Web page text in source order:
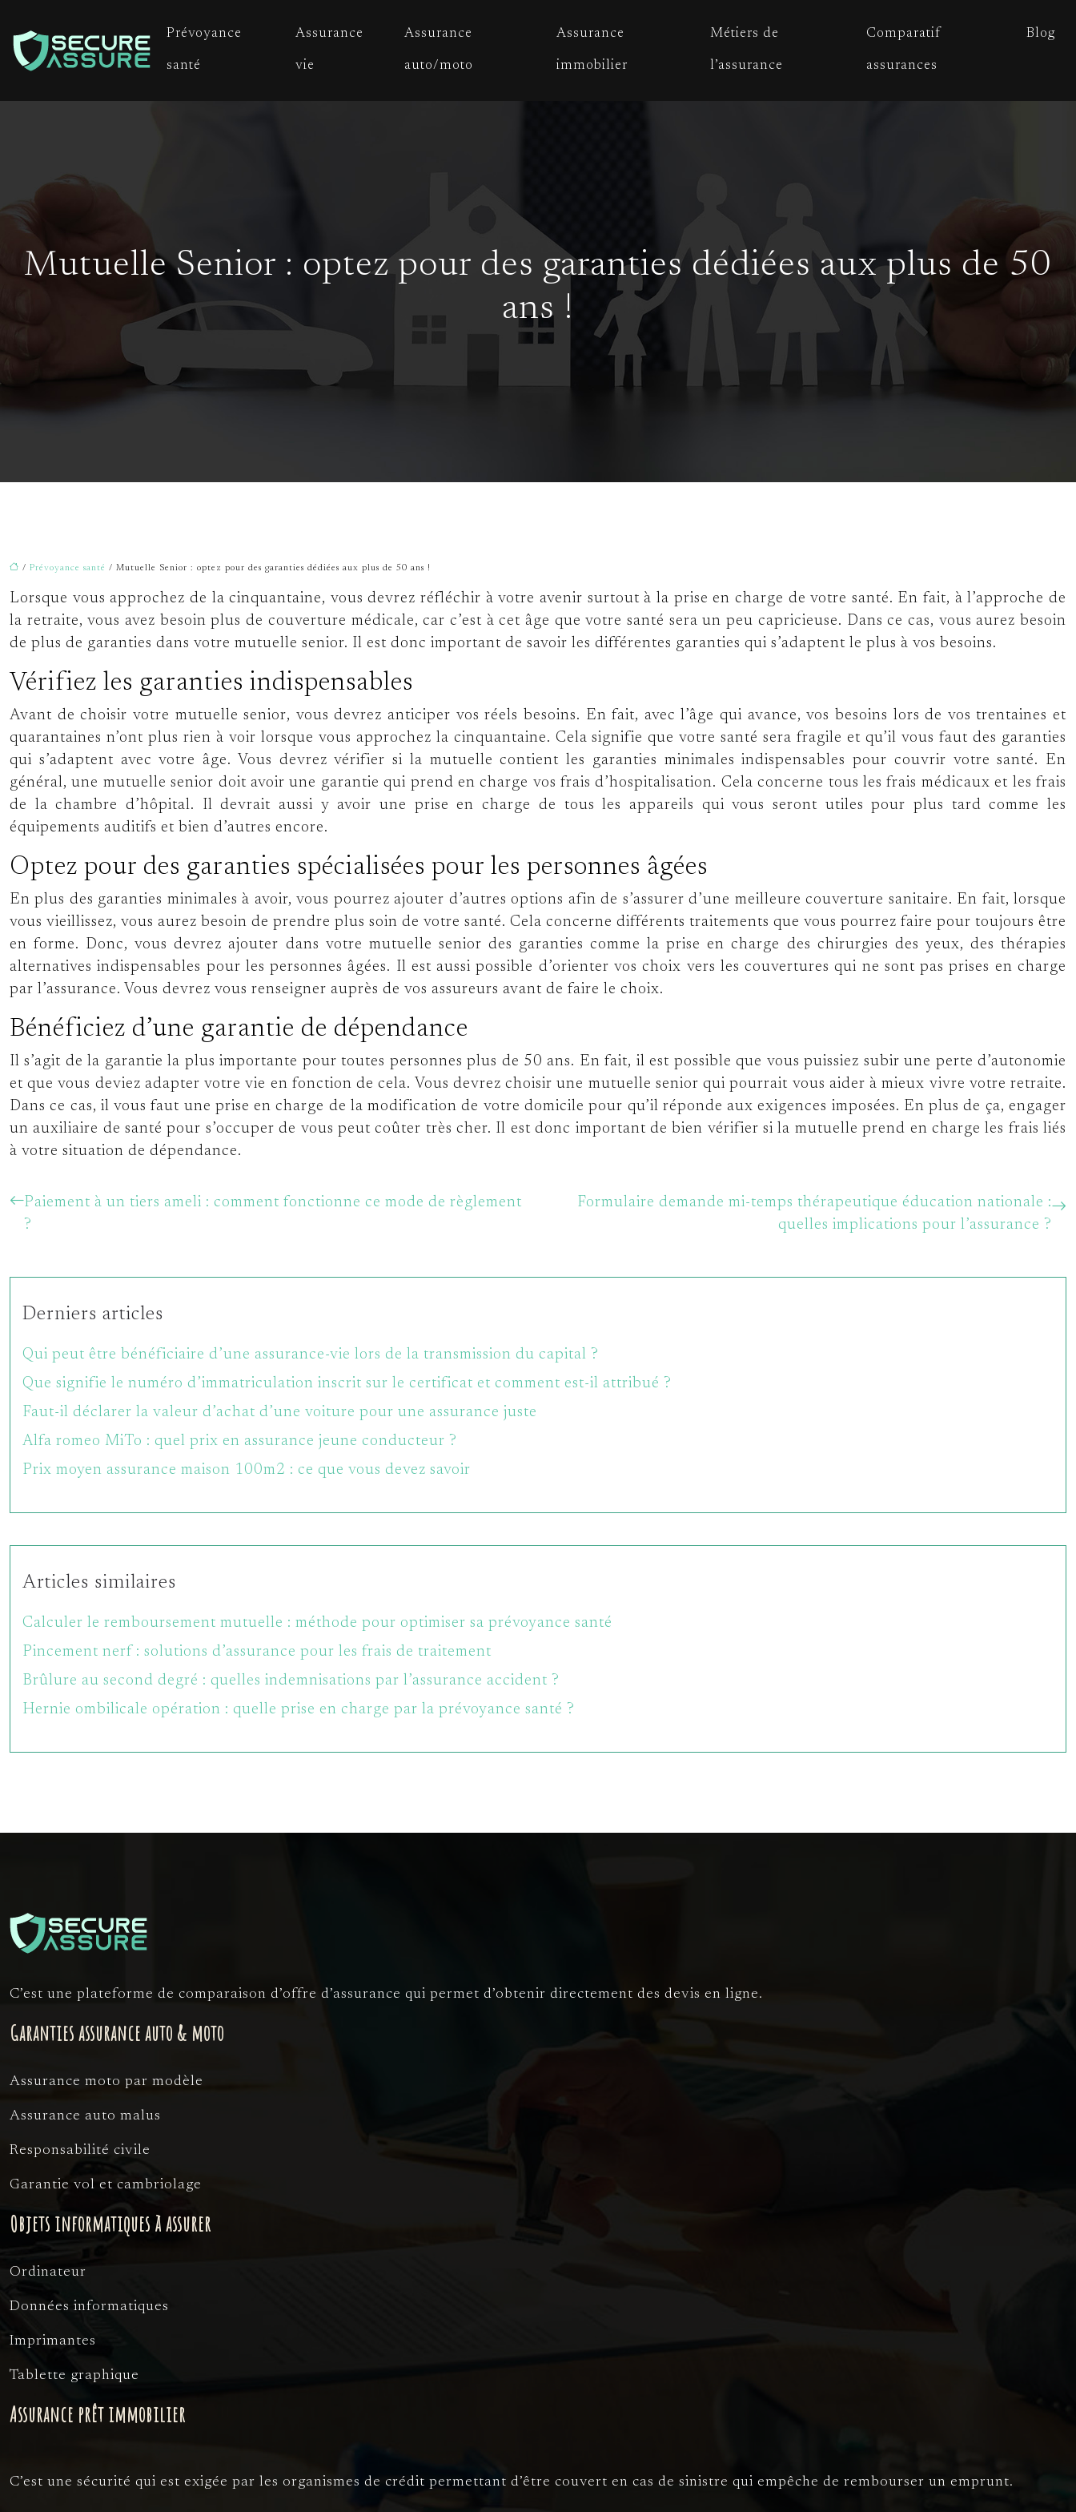
Prévoyance
santé
Assurance
vie
Assurance
auto/moto
Assurance
immobilier
Métiers de
l’assurance
Comparatif
assurances
Blog
Mutuelle Senior : optez pour des garanties dédiées aux plus de 50
ans !
/ Prévoyance santé / Mutuelle Senior : optez pour des garanties dédiées aux plus de 50 ans !
Lorsque vous approchez de la cinquantaine, vous devrez réfléchir à votre avenir surtout à la prise en charge de votre santé. En fait, à l’approche de
la retraite, vous avez besoin plus de couverture médicale, car c’est à cet âge que votre santé sera un peu capricieuse. Dans ce cas, vous aurez besoin
de plus de garanties dans votre mutuelle senior. Il est donc important de savoir les différentes garanties qui s’adaptent le plus à vos besoins.
Vérifiez les garanties indispensables
Avant de choisir votre mutuelle senior, vous devrez anticiper vos réels besoins. En fait, avec l’âge qui avance, vos besoins lors de vos trentaines et
quarantaines n’ont plus rien à voir lorsque vous approchez la cinquantaine. Cela signifie que votre santé sera fragile et qu’il vous faut des garanties
qui s’adaptent avec votre âge. Vous devrez vérifier si la mutuelle contient les garanties minimales indispensables pour couvrir votre santé. En
général, une mutuelle senior doit avoir une garantie qui prend en charge vos frais d’hospitalisation. Cela concerne tous les frais médicaux et les frais
de la chambre d’hôpital. Il devrait aussi y avoir une prise en charge de tous les appareils qui vous seront utiles pour plus tard comme les
équipements auditifs et bien d’autres encore.
Optez pour des garanties spécialisées pour les personnes âgées
En plus des garanties minimales à avoir, vous pourrez ajouter d’autres options afin de s’assurer d’une meilleure couverture sanitaire. En fait, lorsque
vous vieillissez, vous aurez besoin de prendre plus soin de votre santé. Cela concerne différents traitements que vous pourrez faire pour toujours être
en forme. Donc, vous devrez ajouter dans votre mutuelle senior des garanties comme la prise en charge des chirurgies des yeux, des thérapies
alternatives indispensables pour les personnes âgées. Il est aussi possible d’orienter vos choix vers les couvertures qui ne sont pas prises en charge
par l’assurance. Vous devrez vous renseigner auprès de vos assureurs avant de faire le choix.
Bénéficiez d’une garantie de dépendance
Il s’agit de la garantie la plus importante pour toutes personnes plus de 50 ans. En fait, il est possible que vous puissiez subir une perte d’autonomie
et que vous deviez adapter votre vie en fonction de cela. Vous devrez choisir une mutuelle senior qui pourrait vous aider à mieux vivre votre retraite.
Dans ce cas, il vous faut une prise en charge de la modification de votre domicile pour qu’il réponde aux exigences imposées. En plus de ça, engager
un auxiliaire de santé pour s’occuper de vous peut coûter très cher. Il est donc important de bien vérifier si la mutuelle prend en charge les frais liés
à votre situation de dépendance.
Paiement à un tiers ameli : comment fonctionne ce mode de règlement
?
Formulaire demande mi-temps thérapeutique éducation nationale :
quelles implications pour l’assurance ?
Derniers articles
Qui peut être bénéficiaire d’une assurance-vie lors de la transmission du capital ?
Que signifie le numéro d’immatriculation inscrit sur le certificat et comment est-il attribué ?
Faut-il déclarer la valeur d’achat d’une voiture pour une assurance juste
Alfa romeo MiTo : quel prix en assurance jeune conducteur ?
Prix moyen assurance maison 100m2 : ce que vous devez savoir
Articles similaires
Calculer le remboursement mutuelle : méthode pour optimiser sa prévoyance santé
Pincement nerf : solutions d’assurance pour les frais de traitement
Brûlure au second degré : quelles indemnisations par l’assurance accident ?
Hernie ombilicale opération : quelle prise en charge par la prévoyance santé ?
C’est une plateforme de comparaison d’offre d’assurance qui permet d’obtenir directement des devis en ligne.
Garanties assurance auto & moto
Assurance moto par modèle
Assurance auto malus
Responsabilité civile
Garantie vol et cambriolage
Objets informatiques à assurer
Ordinateur
Données informatiques
Imprimantes
Tablette graphique
Assurance prêt immobilier
C’est une sécurité qui est exigée par les organismes de crédit permettant d’être couvert en cas de sinistre qui empêche de rembourser un emprunt.